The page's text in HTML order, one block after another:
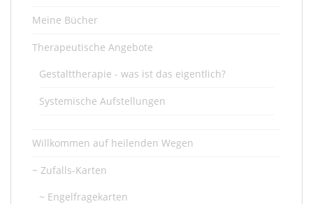
Meine Bücher
Therapeutische Angebote
Gestalttherapie - was ist das eigentlich?
Systemische Aufstellungen
Willkommen auf heilenden Wegen
~ Zufalls-Karten
~ Engelfragekarten